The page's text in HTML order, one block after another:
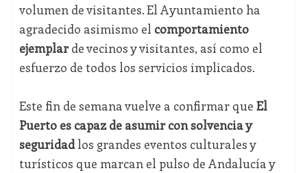
volumen de visitantes. El Ayuntamiento ha
agradecido asimismo el comportamiento
ejemplarde vecinos y visitantes, así como el
esfuerzo de todos los servicios implicados.
Este fin de semana vuelve a confirmar que El
Puerto es capaz de asumir con solvencia y
seguridadlos grandes eventos culturales y
turísticos que marcan el pulso de Andalucía y